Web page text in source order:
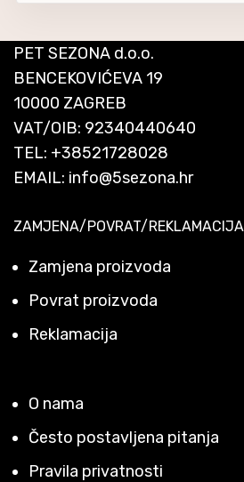
PET SEZONA d.o.o.
BENCEKOVIĆEVA 19
10000 ZAGREB
VAT/OIB: 92340440640
TEL: +38521728028
EMAIL: info@5sezona.hr
ZAMJENA/POVRAT/REKLAMACIJA
Zamjena proizvoda
Povrat proizvoda
Reklamacija
O nama
Često postavljena pitanja
Pravila privatnosti